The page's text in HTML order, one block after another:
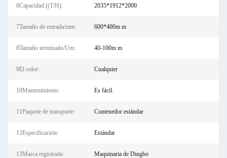
6Capacidad ((T/H): 2035*1912*2000
7Tamaño de entrada/mm: 600*400m m
8Tamaño terminado/Um: 40-100m m
9El color: Cualquier
10Mantenimiento: Es fácil.
11Paquete de transporte: Contenedor estándar
12Especificación: Estándar
13Marca registrada: Maquinaria de Dingbo